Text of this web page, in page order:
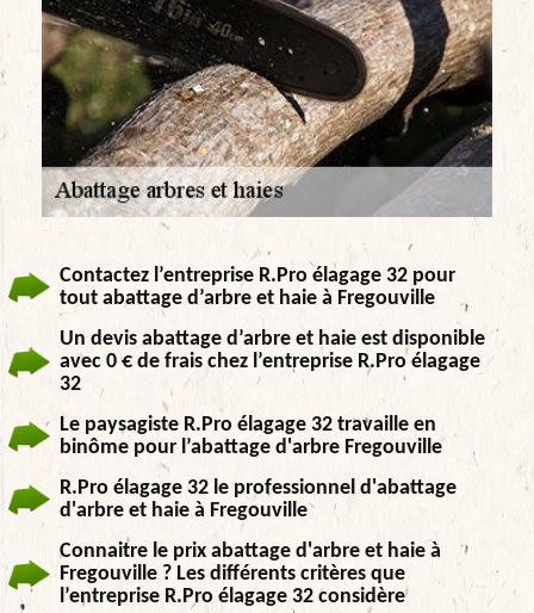
Contactez l’entreprise R.Pro élagage 32 pour
tout abattage d’arbre et haie à Fregouville
Un devis abattage d’arbre et haie est disponible
avec 0 € de frais chez l’entreprise R.Pro élagage
32
Le paysagiste R.Pro élagage 32 travaille en
binôme pour l’abattage d'arbre Fregouville
R.Pro élagage 32 le professionnel d'abattage
d'arbre et haie à Fregouville
Connaitre le prix abattage d'arbre et haie à
Fregouville ? Les différents critères que
l’entreprise R.Pro élagage 32 considère